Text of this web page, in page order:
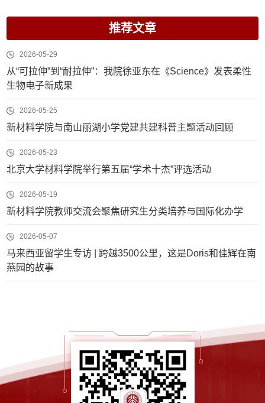
推荐文章
2026-05-29
从“可拉伸”到“耐拉伸”：我院徐亚东在《Science》发表柔性
生物电子新成果
2026-05-25
新材料学院与南山丽湖小学党建共建科普主题活动回顾
2026-05-23
北京大学材料学院举行第五届“学术十杰”评选活动
2026-05-19
新材料学院教师交流会聚焦研究生分类培养与国际化办学
2026-05-07
马来西亚留学生专访 | 跨越3500公里，这是Doris和佳辉在南
燕园的故事